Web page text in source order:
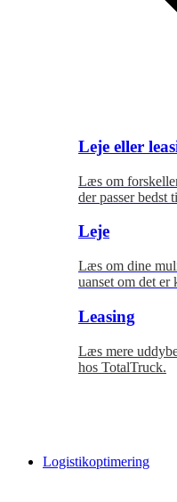
Leje eller
Læs om
der passer bedst
Leje
Læs om dine
uanset om det er
Leasing
Læs mere
hos TotalTruck.
Logistikoptimering